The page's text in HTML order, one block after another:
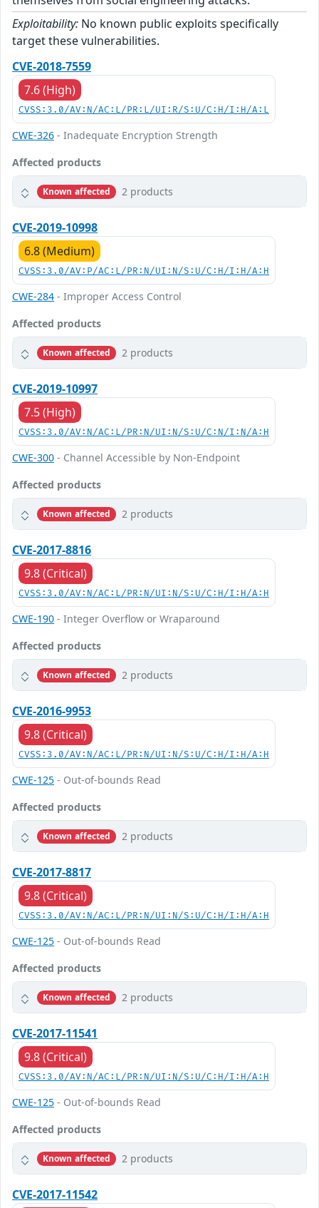
Exploitability: No known public exploits specifically
target these vulnerabilities.
CVE-2018-7559
7.6 (High)
CVSS:3.0/AV:N/AC:L/PR:L/UI:R/S:U/C:H/I:H/A:L
CWE-326 - Inadequate Encryption Strength
Affected products
Known affected 2 products
CVE-2019-10998
6.8 (Medium)
CVSS:3.0/AV:P/AC:L/PR:N/UI:N/S:U/C:H/I:H/A:H
CWE-284 - Improper Access Control
Affected products
Known affected 2 products
CVE-2019-10997
7.5 (High)
CVSS:3.0/AV:N/AC:L/PR:N/UI:N/S:U/C:N/I:N/A:H
CWE-300 - Channel Accessible by Non-Endpoint
Affected products
Known affected 2 products
CVE-2017-8816
9.8 (Critical)
CVSS:3.0/AV:N/AC:L/PR:N/UI:N/S:U/C:H/I:H/A:H
CWE-190 - Integer Overflow or Wraparound
Affected products
Known affected 2 products
CVE-2016-9953
9.8 (Critical)
CVSS:3.0/AV:N/AC:L/PR:N/UI:N/S:U/C:H/I:H/A:H
CWE-125 - Out-of-bounds Read
Affected products
Known affected 2 products
CVE-2017-8817
9.8 (Critical)
CVSS:3.0/AV:N/AC:L/PR:N/UI:N/S:U/C:H/I:H/A:H
CWE-125 - Out-of-bounds Read
Affected products
Known affected 2 products
CVE-2017-11541
9.8 (Critical)
CVSS:3.0/AV:N/AC:L/PR:N/UI:N/S:U/C:H/I:H/A:H
CWE-125 - Out-of-bounds Read
Affected products
Known affected 2 products
CVE-2017-11542